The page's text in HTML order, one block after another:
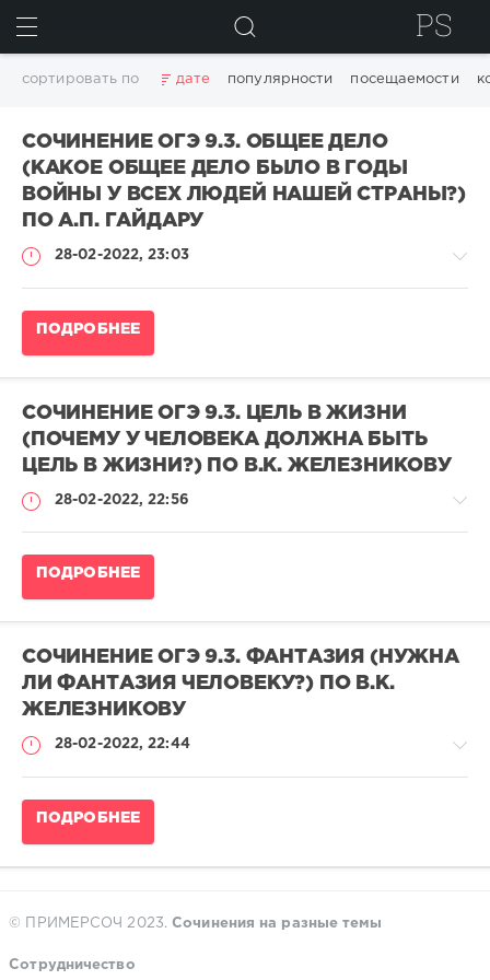
ИСКАТЬ
сортировать по дате популярности посещаемости
СОЧИНЕНИЕ ОГЭ 9.3. ОБЩЕЕ ДЕЛО
(КАКОЕ ОБЩЕЕ ДЕЛО БЫЛО В ГОДЫ
ВОЙНЫ У ВСЕХ ЛЮДЕЙ НАШЕЙ СТРАНЫ?)
ПО А.П. ГАЙДАРУ
28-02-2022, 23:03
Сочинение
языку
adminn
198
ПОДРОБНЕЕ
СОЧИНЕНИЕ ОГЭ 9.3. ЦЕЛЬ В ЖИЗНИ
(ПОЧЕМУ У ЧЕЛОВЕКА ДОЛЖНА БЫТЬ
ЦЕЛЬ В ЖИЗНИ?) ПО В.К. ЖЕЛЕЗНИКОВУ
28-02-2022, 22:56
Сочинение
языку
adminn
172
ПОДРОБНЕЕ
СОЧИНЕНИЕ ОГЭ 9.3. ФАНТАЗИЯ (НУЖНА
ЛИ ФАНТАЗИЯ ЧЕЛОВЕКУ?) ПО В.К.
ЖЕЛЕЗНИКОВУ
28-02-2022, 22:44
Сочинение
русскому
adminn
224
ПОДРОБНЕЕ
© ПРИМЕРСОЧ 2023.Сочинения на разные темы
Сотрудничество